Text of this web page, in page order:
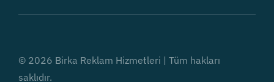
© 2026 Birka Reklam Hizmetleri | Tüm hakları
saklıdır.